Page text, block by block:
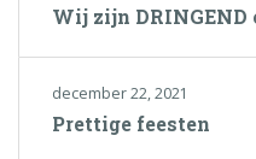
Wij zijn DRINGEND
december 22, 2021
Prettige feesten